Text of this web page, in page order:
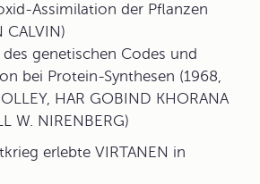
Assimilation der Pflanzen
CALVIN)
genetischen Codes und
bei Protein-Synthesen (1968,
HAR GOBIND KHORANA
W. NIRENBERG)
erlebte VIRTANEN in